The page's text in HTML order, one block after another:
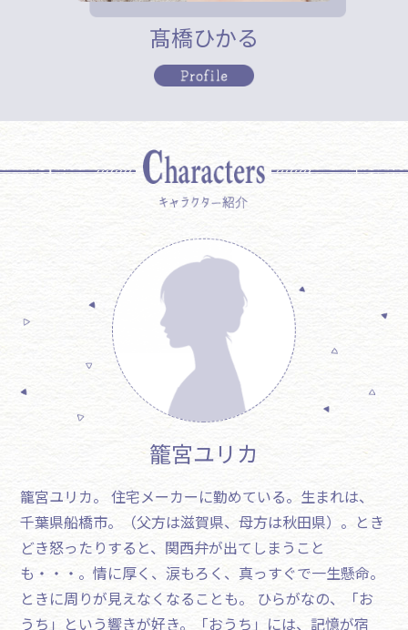
髙橋ひかる
籠宮ユリカ
籠宮ユリカ。 住宅メーカーに勤めている。生まれは、
千葉県船橋市。（父方は滋賀県、母方は秋田県）。とき
どき怒ったりすると、関西弁が出てしまうこと
も・・・。情に厚く、涙もろく、真っすぐで一生懸命。
ときに周りが見えなくなることも。 ひらがなの、「お
うち」という響きが好き。「おうち」には、記憶が宿